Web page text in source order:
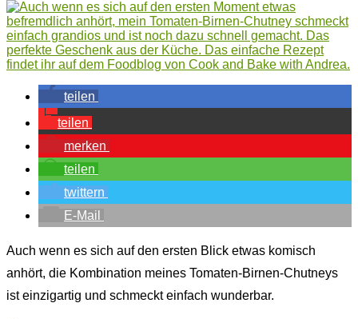
teilen
teilen
merken
teilen
twittern
E-Mail
Auch wenn es sich auf den ersten Blick etwas komisch
anhört, die Kombination meines Tomaten-Birnen-Chutneys
ist einzigartig und schmeckt einfach wunderbar.